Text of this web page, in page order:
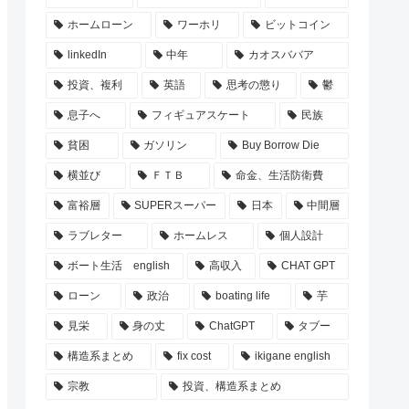
ホームローン ワーホリ ビットコイン
linkedIn 中年 カオスババア
投資、複利 英語 思考の懲り 鬱
息子へ フィギュアスケート 民族
貧困 ガソリン Buy Borrow Die
横並び ＦＴＢ 命金、生活防衛費
富裕層 SUPERスーパー 日本 中間層
ラブレター ホームレス 個人設計
ボート生活 english 高収入 CHAT GPT
ローン 政治 boating life 芋
見栄 身の丈 ChatGPT タブー
構造系まとめ fix cost ikigane english
宗教 投資、構造系まとめ